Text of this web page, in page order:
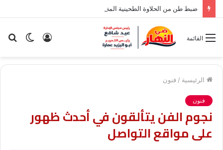
الوضع تسجيل
القائمة
الرئيسية / فنون
فنون
نجوم الفن يتألقون في أحدث ظهور
على مواقع التواصل